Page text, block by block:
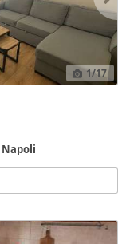
1/17
Napoli